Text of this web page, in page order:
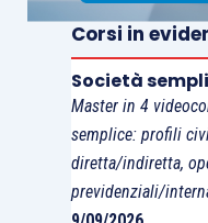
mio dovere
Tuttavia, ciò che
che iniziamo
contenuti di un
questo arriverà
perifericoche con
la sua attività
Corsi in
Società
Master in 4
semplice: profili
diretta/indiretta,
previdenziali/